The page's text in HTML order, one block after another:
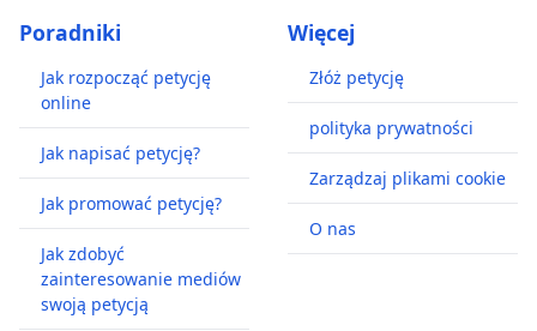
Poradniki
Jak rozpocząć petycję
online
Jak napisać petycję?
Jak promować petycję?
Jak zdobyć
zainteresowanie mediów
swoją petycją
Więcej
Złóż petycję
polityka prywatności
Zarządzaj plikami cookie
O nas